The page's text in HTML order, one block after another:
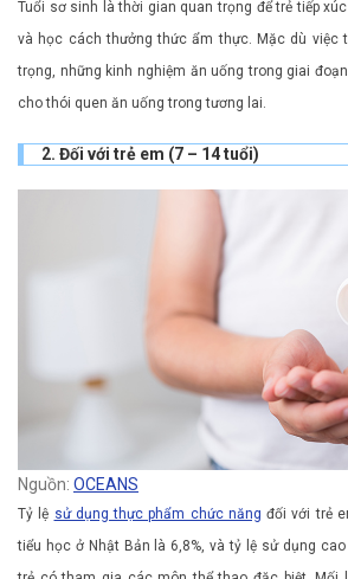
Tuổi sơ sinh là thời gian quan trọng để trẻ tiếp
và học cách thưởng thức ẩm thực. Mặc dù việc
trọng, những kinh nghiệm ăn uống trong giai
cho thói quen ăn uống trong tương lai.
2. Đối với trẻ em (7 – 14 tuổi)
Nguồn: OCEANS
Tỷ lệ sử dụng thực phẩm chức năng đối với trẻ
tiểu học ở Nhật Bản là 6,8%, và tỷ lệ sử dụng